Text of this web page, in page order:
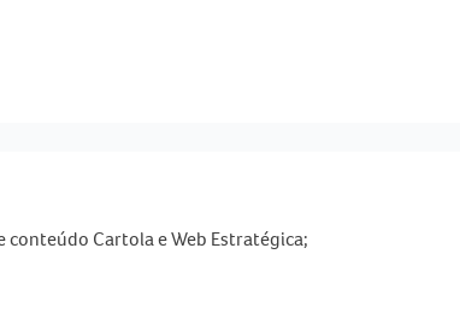
conteúdo Cartola e Web Estratégica;